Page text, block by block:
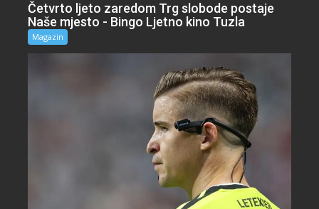
Četvrto ljeto zaredom Trg slobode postaje
Naše mjesto - Bingo Ljetno kino Tuzla
Magazin